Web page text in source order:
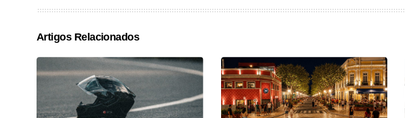
Artigos Relacionados